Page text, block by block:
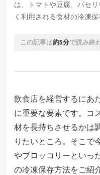
は、トマトや豆腐、パセ
く利用される食材の冷凍
この記事は約5分で読み終
飲食店を経営するにあ
に重要な要素です。コ
材を長持ちさせるかは
りたいところ。そこで
やブロッコリーといっ
の冷凍保存方法をご紹